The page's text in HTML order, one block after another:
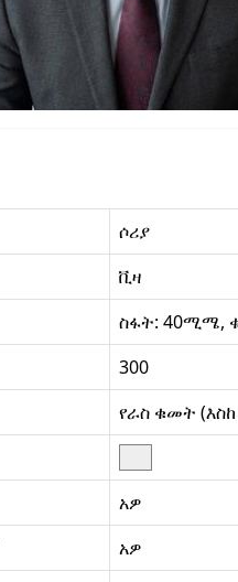
ሶሪያ
ቪዛ
ስፋት: 40ሚሜ,
300
የራስ ቁመት
አዎ
አዎ